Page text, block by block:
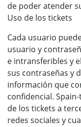
de poder atender
Uso de los tickets
Cada usuario
usuario y
e intransferibles y
sus contraseñas y
información que
confidencial.
de los tickets a
redes sociales y